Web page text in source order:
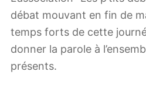
débat mouvant en fin de
temps forts de cette
donner la parole à
présents.